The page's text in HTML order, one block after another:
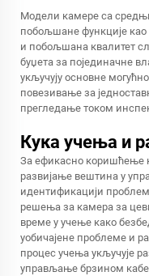
Модели камере са
побољшане функције
и побољшана квалитет
буџета за појединачне
укључују основне
повезивање за
прегледање током
Кука учења и
За ефикасно коришћење
развијање вештина у
идентификацији
решења за камера за
време у учење како
уобичајене проблеме и
процес учења укључује
управљање брзином